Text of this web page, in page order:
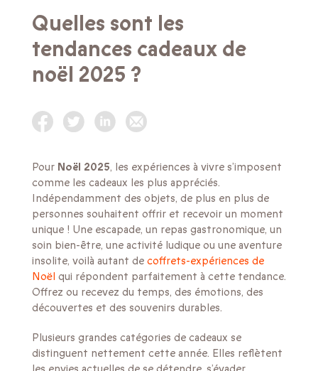
Quelles sont les
tendances cadeaux de
noël 2025 ?
Pour Noël 2025, les expériences à vivre s’imposent
comme les cadeaux les plus appréciés.
Indépendamment des objets, de plus en plus de
personnes souhaitent offrir et recevoir un moment
unique ! Une escapade, un repas gastronomique, un
soin bien-être, une activité ludique ou une aventure
insolite, voilà autant de coffrets-expériences de
Noël qui répondent parfaitement à cette tendance.
Offrez ou recevez du temps, des émotions, des
découvertes et des souvenirs durables.
Plusieurs grandes catégories de cadeaux se
distinguent nettement cette année. Elles reflètent